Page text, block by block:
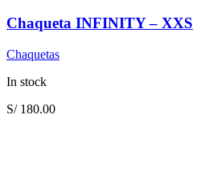
Chaqueta INFINITY – XXS
Chaquetas
In stock
S/180.00